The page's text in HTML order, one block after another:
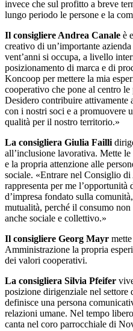
invece che sul profitto a breve
lungo periodo le persone e la
Il consigliere Andrea Canale è
creativo di un’importante
vent’anni si occupa, a livello
posizionamento di marca e di
Koncoop per mettere la mia
cooperativo che pone al centro
Desidero contribuire
con i nostri soci e a promuovere
qualità per il nostro territorio.»
La consigliera Giulia Failli
all’inclusione lavorativa. Mette
e la propria attenzione alle
sociale. «Entrare nel Consiglio
rappresenta per me
d’impresa fondato sulla
mutualità, perché il consumo
anche sociale e collettivo.»
Il consigliere Georg Mayr
Amministrazione la propria
dei valori cooperativi.
La consigliera Silvia Pfeifer
posizione dirigenziale nel settore
definisce una persona
relazioni umane. Nel tempo
canta nel coro parrocchiale di